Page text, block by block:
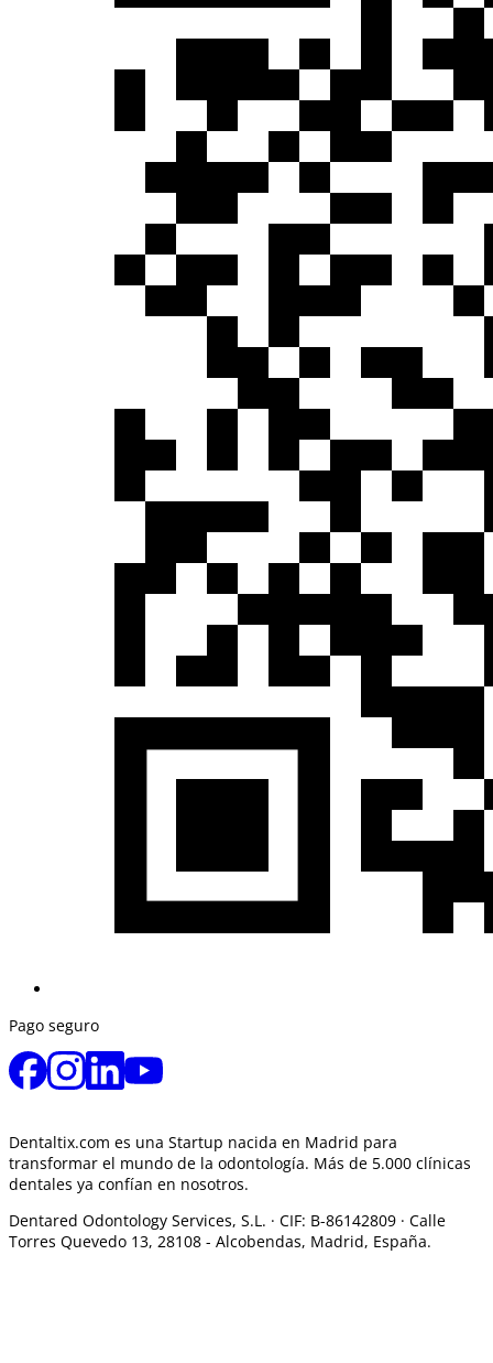
Pago seguro
Dentaltix.com es una Startup nacida en Madrid para
transformar el mundo de la odontología. Más de 5.000 clínicas
dentales ya confían en nosotros.
Dentared Odontology Services, S.L. · CIF: B-86142809 · Calle
Torres Quevedo 13, 28108 - Alcobendas, Madrid, España.